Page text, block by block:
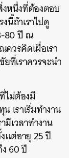
งหนึ่งที่ต้องตอบ
นี้ถ้าเราไปดู
80 ปี ณ
ควรคิดเผื่อเรา
ที่เราควรจะนำ
ไม่ต้องมี
เราเริ่มทำงาน
ามีเวลาทำงาน
แต่อายุ 25 ปี
60 ปี